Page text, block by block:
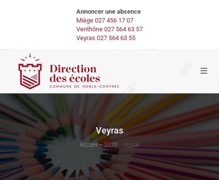
Annoncer une absence
Miège 027 456 17 07
Venthône 027 564 63 57
Veyras 027 564 63 55
Veyras
Accueil – 2026 › Veyras